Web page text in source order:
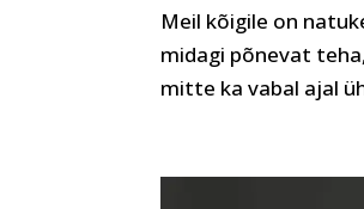
Meil kõigile on
midagi põnevat
mitte ka vabal ajal